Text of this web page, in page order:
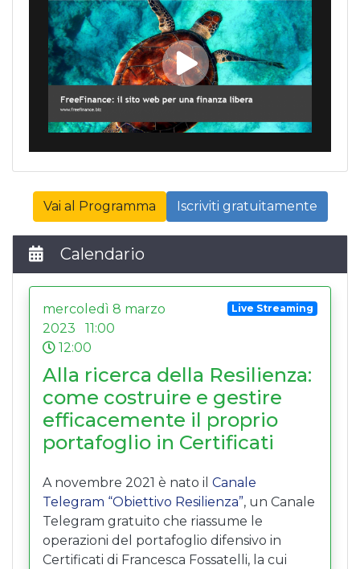
⁃ Gruppo Facebook di FreeFinance:
unisciti a oltre 2mila investitori e fai domande
agli altri partecipanti del gruppo
App disponibili sull’Apple Storee sul
Google Play Store
Questo e molto altro suFreeFinance.biz.
Vai al Programma Iscriviti gratuitamente
Calendario
mercoledì 8 marzo
2023 11:00
12:00
Live Streaming
Alla ricerca della Resilienza:
come costruire e gestire
efficacemente il proprio
portafoglio in Certificati
A novembre 2021 è nato il Canale
Telegram “Obiettivo Resilienza”, un Canale
Telegram gratuito che riassume le
operazioni del portafoglio difensivo in
Certificati di Francesca Fossatelli, la cui